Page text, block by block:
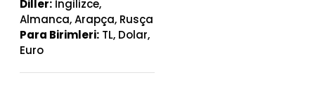
Diller: İngilizce,
Almanca, Arapça, Rusça
Para Birimleri: TL, Dolar,
Euro